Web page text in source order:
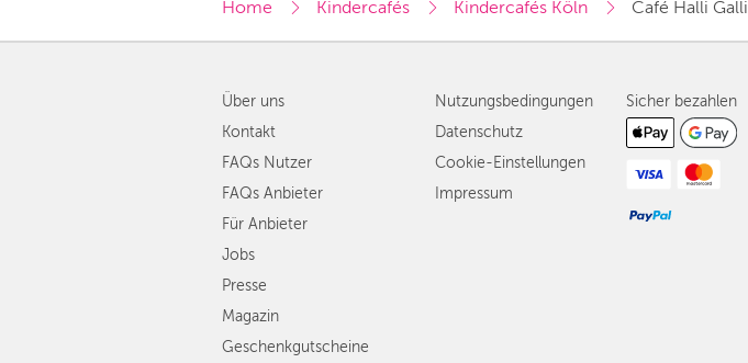
Home Kindercafés Kindercafés Köln Café Halli Galli
Über uns
Kontakt
FAQs Nutzer
FAQs Anbieter
Für Anbieter
Jobs
Presse
Magazin
Geschenkgutscheine
Nutzungsbedingungen
Datenschutz
Cookie-Einstellungen
Impressum
Sicher bezahlen